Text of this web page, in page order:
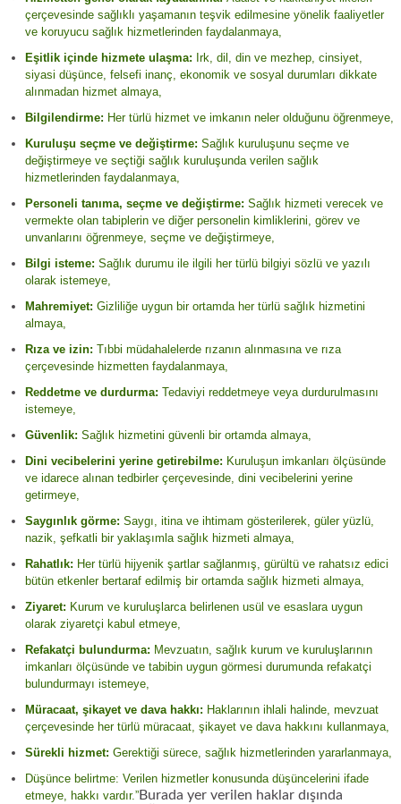
çerçevesinde sağlıklı yaşamanın teşvik edilmesine yönelik faaliyetler
ve koruyucu sağlık hizmetlerinden faydalanmaya,
Eşitlik içinde hizmete ulaşma: Irk, dil, din ve mezhep, cinsiyet,
siyasi düşünce, felsefi inanç, ekonomik ve sosyal durumları dikkate
alınmadan hizmet almaya,
Bilgilendirme: Her türlü hizmet ve imkanın neler olduğunu öğrenmeye,
Kuruluşu seçme ve değiştirme: Sağlık kuruluşunu seçme ve
değiştirmeye ve seçtiği sağlık kuruluşunda verilen sağlık
hizmetlerinden faydalanmaya,
Personeli tanıma, seçme ve değiştirme: Sağlık hizmeti verecek ve
vermekte olan tabiplerin ve diğer personelin kimliklerini, görev ve
unvanlarını öğrenmeye, seçme ve değiştirmeye,
Bilgi isteme: Sağlık durumu ile ilgili her türlü bilgiyi sözlü ve yazılı
olarak istemeye,
Mahremiyet: Gizliliğe uygun bir ortamda her türlü sağlık hizmetini
almaya,
Rıza ve izin: Tıbbi müdahalelerde rızanın alınmasına ve rıza
çerçevesinde hizmetten faydalanmaya,
Reddetme ve durdurma: Tedaviyi reddetmeye veya durdurulmasını
istemeye,
Güvenlik: Sağlık hizmetini güvenli bir ortamda almaya,
Dini vecibelerini yerine getirebilme: Kuruluşun imkanları ölçüsünde
ve idarece alınan tedbirler çerçevesinde, dini vecibelerini yerine
getirmeye,
Saygınlık görme: Saygı, itina ve ihtimam gösterilerek, güler yüzlü,
nazik, şefkatli bir yaklaşımla sağlık hizmeti almaya,
Rahatlık: Her türlü hijyenik şartlar sağlanmış, gürültü ve rahatsız edici
bütün etkenler bertaraf edilmiş bir ortamda sağlık hizmeti almaya,
Ziyaret: Kurum ve kuruluşlarca belirlenen usül ve esaslara uygun
olarak ziyaretçi kabul etmeye,
Refakatçi bulundurma: Mevzuatın, sağlık kurum ve kuruluşlarının
imkanları ölçüsünde ve tabibin uygun görmesi durumunda refakatçi
bulundurmayı istemeye,
Müracaat, şikayet ve dava hakkı: Haklarının ihlali halinde, mevzuat
çerçevesinde her türlü müracaat, şikayet ve dava hakkını kullanmaya,
Sürekli hizmet: Gerektiği sürece, sağlık hizmetlerinden yararlanmaya,
Düşünce belirtme: Verilen hizmetler konusunda düşüncelerini ifade
etmeye, hakkı vardır.” Burada yer verilen haklar dışında